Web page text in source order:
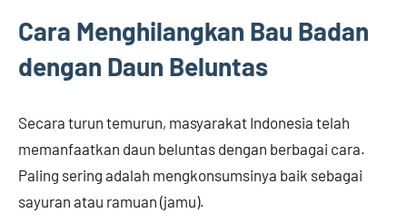
Cara Menghilangkan Bau Badan
dengan Daun Beluntas
Secara turun temurun, masyarakat Indonesia telah
memanfaatkan daun beluntas dengan berbagai cara.
Paling sering adalah mengkonsumsinya baik sebagai
sayuran atau ramuan (jamu).